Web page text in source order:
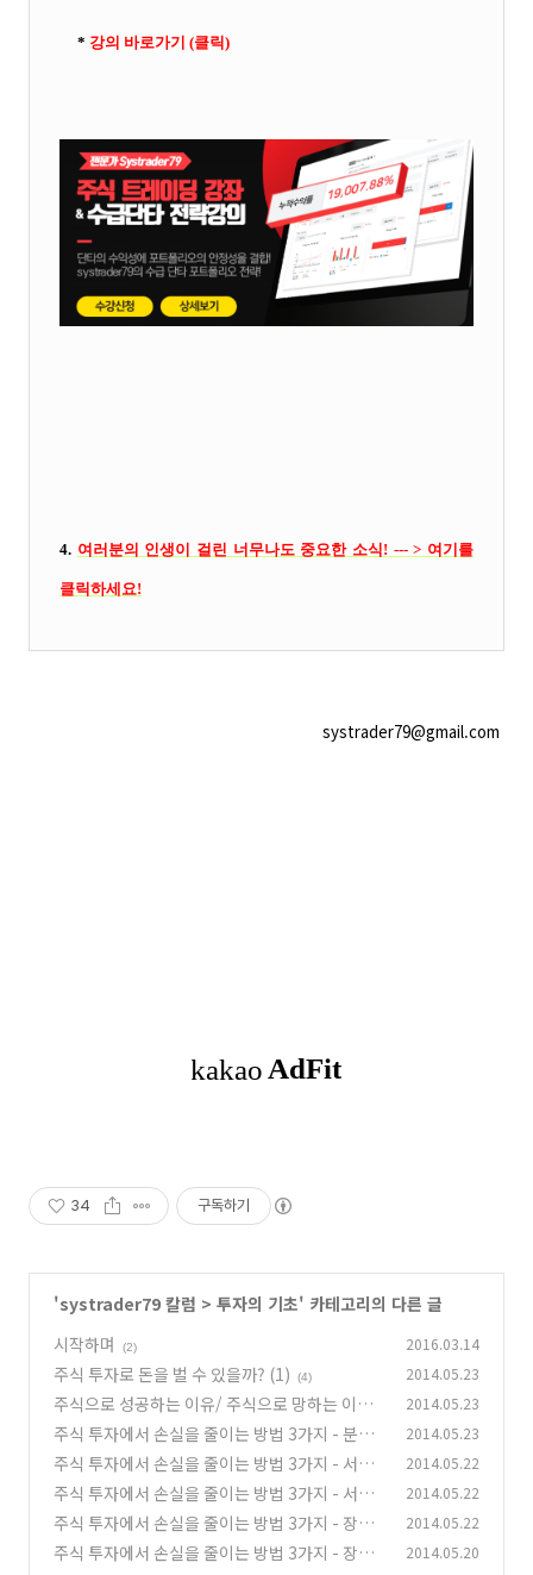
* 강의 바로가기 (클릭)
4. 여러분의 인생이 걸린 너무나도 중요한 소식! --- > 여기를
클릭하세요!
systrader79@gmail.com
34 구독하기
'systrader79 칼럼 > 투자의 기초' 카테고리의 다른 글
시작하며
(2) 2016.03.14
주식 투자로 돈을 벌 수 있을까? (1) (4) 2014.05.23
주식으로 성공하는 이유/ 주식으로 망하는 이유
(2)
(3)
2014.05.23
주식 투자에서 손실을 줄이는 방법 3가지 - 분산
투자 (3) (6)
2014.05.23
주식 투자에서 손실을 줄이는 방법 3가지 - 서로
다른 자산과의 혼합 (5) (6)
2014.05.22
주식 투자에서 손실을 줄이는 방법 3가지 - 서로
다른 자산과의 혼합 (6) (4)
2014.05.22
주식 투자에서 손실을 줄이는 방법 3가지 - 장세
에 따른 주식 비중의 조절 (추세추종) (7)
(8)
2014.05.22
주식 투자에서 손실을 줄이는 방법 3가지 - 장세
2014.05.20